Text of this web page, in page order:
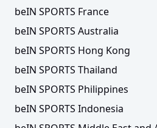
beIN SPORTS France
beIN SPORTS Australia
beIN SPORTS Hong Kong
beIN SPORTS Thailand
beIN SPORTS Philippines
beIN SPORTS Indonesia